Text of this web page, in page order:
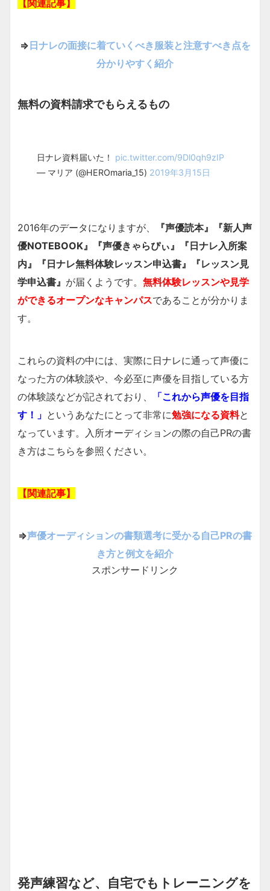
【関連記事】
⇒日ナレの面接に着ていくべき服装と注意すべき点を
分かりやすく紹介
無料の資料請求でもらえるもの
日ナレ資料届いた！ pic.twitter.com/9Dl0qh9zIP
— マリア (@HEROmaria_15) 2019年3月15日
2016年のデータになりますが、
『声優読本』『新人声
優NOTEBOOK』『声優きゃらぴぃ』『日ナレ入所案
内』『日ナレ無料体験レッスン申込書』『レッスン見
学申込書』 が届くようです。 無料体験レッスンや見学
ができるオープンなキャンパスであることが分かりま
す。
これらの資料の中には、実際に日ナレに通って声優に
なった方の体験談や、今必至に声優を目指している方
の体験談などが記されており、
「これから声優を目指
す！」 というあなたにとって非常に勉強になる資料と
なっています。入所オーディションの際の自己PRの書
き方はこちらを参照ください。
【関連記事】
⇒声優オーディションの書類選考に受かる自己PRの書
き方と例文を紹介
スポンサードリンク
発声練習など、自宅でもトレーニングを